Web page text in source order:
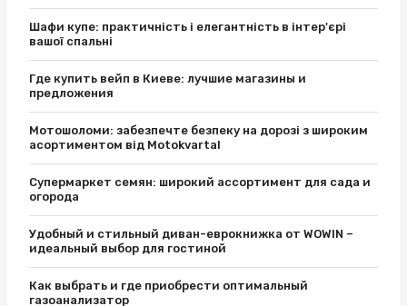
Шафи купе: практичність і елегантність в інтер'єрі
вашої спальні
Где купить вейп в Киеве: лучшие магазины и
предложения
Мотошоломи: забезпечте безпеку на дорозі з широким
асортиментом від Motokvartal
Супермаркет семян: широкий ассортимент для сада и
огорода
Удобный и стильный диван-еврокнижка от WOWIN –
идеальный выбор для гостиной
Как выбрать и где приобрести оптимальный
газоанализатор